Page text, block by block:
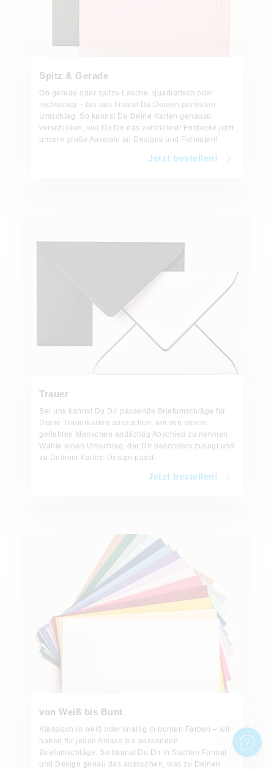
Spitz & Gerade
Ob gerade oder spitze Lasche, quadratisch oder
rechteckig – bei uns findest Du Deinen perfekten
Umschlag. So kannst Du Deine Karten genauso
verschicken, wie Du Dir das vorstellest! Entdecke jetzt
unsere große Auswahl an Designs und Formaten!
Jetzt bestellen!
Trauer
Bei uns kannst Du Dir passende Briefumschläge für
Deine Trauerkarten aussuchen, um von einem
geliebten Menschen andächtig Abschied zu nehmen.
Wähle einen Umschlag, der Dir besonders zusagt und
zu Deinem Karten-Design passt.
Jetzt bestellen!
von Weiß bis Bunt
Klassisch in weiß oder knallig in bunten Farben – wir
haben für jeden Anlass die passenden
Briefumschläge. So kannst Du Dir in Sachen Format
und Design genau das aussuchen, was zu Deinen